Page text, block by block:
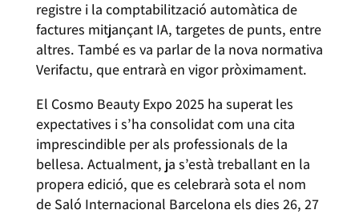
registre i la comptabilització automàtica de
factures mitjançant IA, targetes de punts, entre
altres. També es va parlar de la nova normativa
Verifactu, que entrarà en vigor pròximament.
El Cosmo Beauty Expo 2025 ha superat les
expectatives i s’ha consolidat com una cita
imprescindible per als professionals de la
bellesa. Actualment, ja s’està treballant en la
propera edició, que es celebrarà sota el nom
de Saló Internacional Barcelona els dies 26, 27